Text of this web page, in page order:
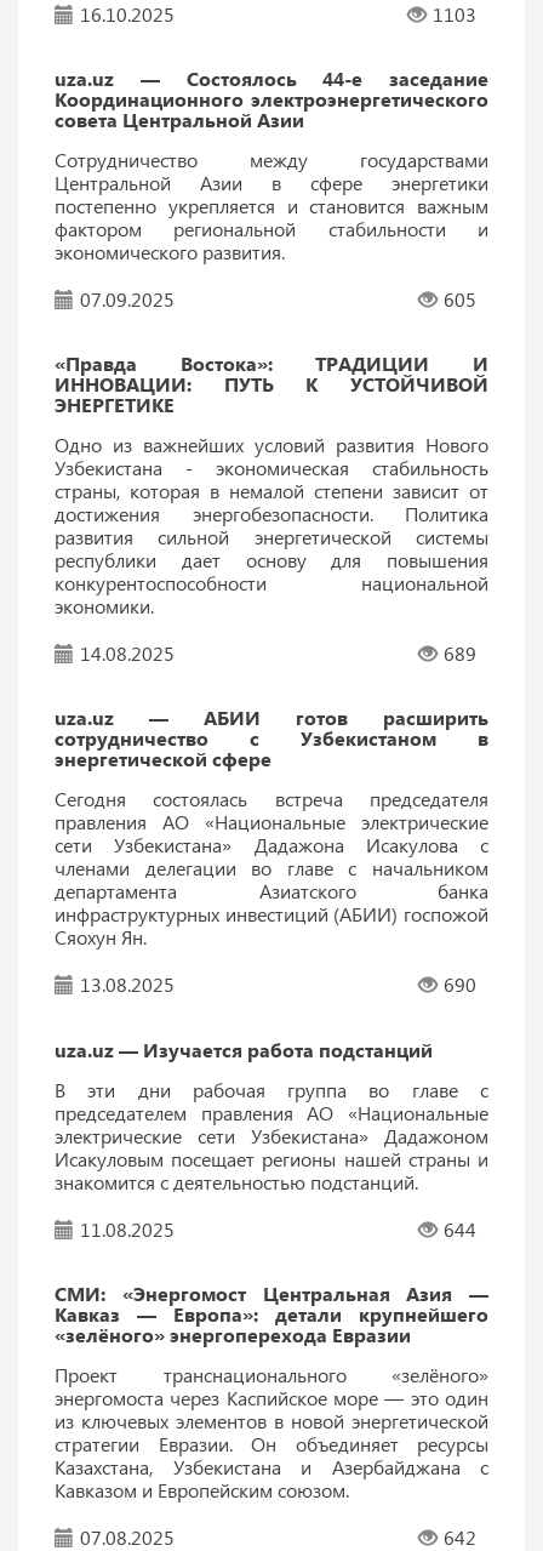
16.10.2025
1103
uza.uz — Состоялось 44-е заседание
Координационного электроэнергетического
совета Центральной Азии
Сотрудничество между государствами
Центральной Азии в сфере энергетики
постепенно укрепляется и становится важным
фактором региональной стабильности и
экономического развития.
07.09.2025
605
«Правда Востока»: ТРАДИЦИИ И
ИННОВАЦИИ: ПУТЬ К УСТОЙЧИВОЙ
ЭНЕРГЕТИКЕ
Одно из важнейших условий развития Нового
Узбекистана - экономическая стабильность
страны, которая в немалой степени зависит от
достижения энергобезопасности. Политика
развития сильной энергетической системы
республики дает основу для повышения
конкурентоспособности национальной
экономики.
14.08.2025
689
uza.uz — АБИИ готов расширить
сотрудничество с Узбекистаном в
энергетической сфере
Сегодня состоялась встреча председателя
правления АО «Национальные электрические
сети Узбекистана» Дадажона Исакулова с
членами делегации во главе с начальником
департамента Азиатского банка
инфраструктурных инвестиций (АБИИ) госпожой
Сяохун Ян.
13.08.2025
690
uza.uz — Изучается работа подстанций
В эти дни рабочая группа во главе с
председателем правления АО «Национальные
электрические сети Узбекистана» Дадажоном
Исакуловым посещает регионы нашей страны и
знакомится с деятельностью подстанций.
11.08.2025
644
СМИ: «Энергомост Центральная Азия —
Кавказ — Европа»: детали крупнейшего
«зелёного» энергоперехода Евразии
Проект транснационального «зелёного»
энергомоста через Каспийское море — это один
из ключевых элементов в новой энергетической
стратегии Евразии. Он объединяет ресурсы
Казахстана, Узбекистана и Азербайджана с
Кавказом и Европейским союзом.
07.08.2025
642